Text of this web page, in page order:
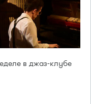
в джаз-клубе